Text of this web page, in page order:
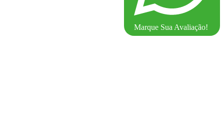
Marque Sua Avaliação!